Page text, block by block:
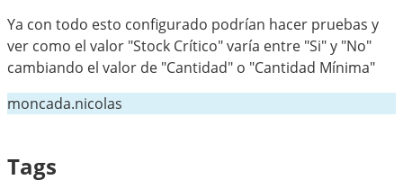
Ya con todo esto configurado podrían hacer pruebas y
ver como el valor "Stock Crítico" varía entre "Si" y "No"
cambiando el valor de "Cantidad" o "Cantidad Mínima"
moncada.nicolas
Tags